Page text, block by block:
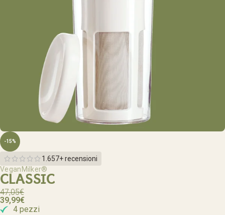
-15%
1.657+ recensioni
VeganMilker®
CLASSIC
47,05€
39,99€
4 pezzi